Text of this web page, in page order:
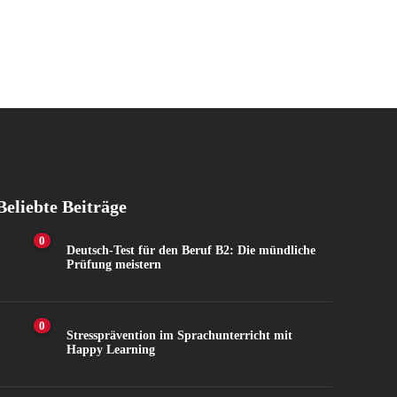
Beiträge
0
Deutsch-Test für den Beruf B2: Die mündliche
Prüfung meistern
0
Stressprävention im Sprachunterricht mit
Happy Learning